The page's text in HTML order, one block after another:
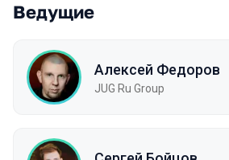
Ведущие
Алексей Федоров
JUG Ru Group